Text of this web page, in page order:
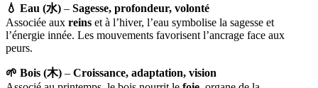
💧 Eau (水) – Sagesse, profondeur, volonté
Associée aux reins et à l’hiver, l’eau symbolise la sagesse et
l’énergie innée. Les mouvements favorisent l’ancrage face aux
peurs.
🌱 Bois (木) – Croissance, adaptation, vision